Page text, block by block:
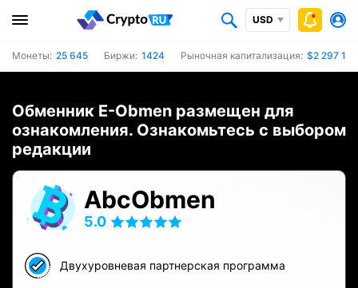
USD
Монеты: 25 645 Биржи: 1424 Рыночная капитализация: $2 297
Обменник E-Obmen размещен для
ознакомления. Ознакомьтесь с выбором
редакции
AbcObmen
5.0
Двухуровневая партнерская программа